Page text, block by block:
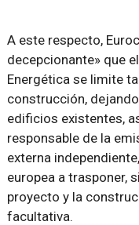
A este respecto,
decepcionante» que
Energética se limite
construcción,
edificios existentes,
responsable de la
externa
europea a trasponer,
proyecto y la
facultativa.